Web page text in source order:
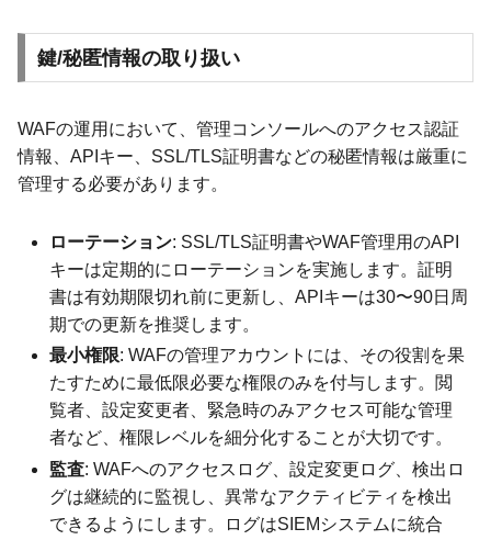
鍵/秘匿情報の取り扱い
WAFの運用において、管理コンソールへのアクセス認証
情報、APIキー、SSL/TLS証明書などの秘匿情報は厳重に
管理する必要があります。
ローテーション: SSL/TLS証明書やWAF管理用のAPI
キーは定期的にローテーションを実施します。証明
書は有効期限切れ前に更新し、APIキーは30〜90日周
期での更新を推奨します。
最小権限: WAFの管理アカウントには、その役割を果
たすために最低限必要な権限のみを付与します。閲
覧者、設定変更者、緊急時のみアクセス可能な管理
者など、権限レベルを細分化することが大切です。
監査: WAFへのアクセスログ、設定変更ログ、検出ロ
グは継続的に監視し、異常なアクティビティを検出
できるようにします。ログはSIEMシステムに統合